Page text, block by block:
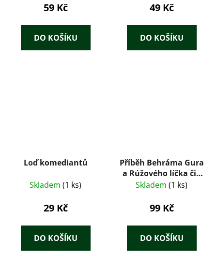
59 Kč
DO KOŠÍKU
49 Kč
DO KOŠÍKU
Loď komediantů
Skladem (1 ks)
29 Kč
DO KOŠÍKU
Příběh Behráma Gura
a Rúžového líčka čili
sedm dní a sedm nocí
Skladem (1 ks)
99 Kč
DO KOŠÍKU